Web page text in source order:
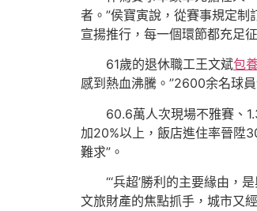
者。”侯寶寅說，從賽事規定
宣揚推行，每一個環節都充足
61歲的退休職工王文斌包
感到熱血沸騰。”2600余名球
60.6萬人次現場不雅賽、
加20%以上，飯店進住率晉陞
難求”。
“‘兵超’勝利的主要緣由，
文旅財產的焦點抓手，城市又